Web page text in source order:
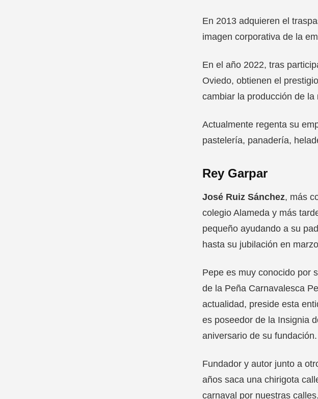
En 2013 adquieren el
imagen corporativa de la
En el año 2022, tras
Oviedo, obtienen el
cambiar la producción de
Actualmente regenta su
pastelería, panadería,
Rey Garpar
José Ruiz Sánchez, más
colegio Alameda y más
pequeño ayudando a su
hasta su jubilación en
Pepe es muy conocido por
de la Peña Carnavalesca
actualidad, preside esta
es poseedor de la Insignia
aniversario de su fundación.
Fundador y autor junto a
años saca una chirigota
carnaval por nuestras calles.